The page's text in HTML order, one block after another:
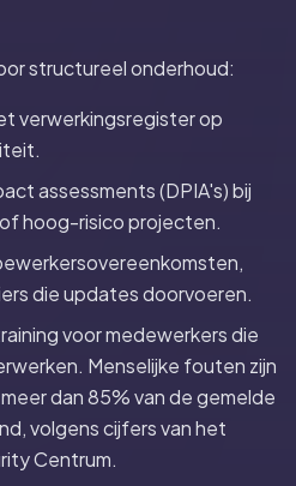
structureel onderhoud:
verwerkingsregister op
assessments (DPIA's) bij
hoog-risico projecten.
die updates doorvoeren.
voor medewerkers die
Menselijke fouten zijn
dan 85% van de gemelde
volgens cijfers van het
Centrum.